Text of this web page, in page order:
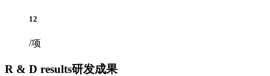
12
/项
R & D results研发成果